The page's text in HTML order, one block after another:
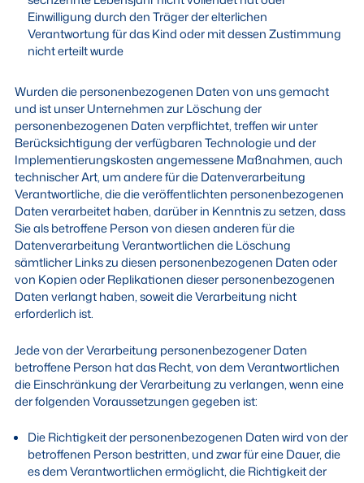
Einwilligung durch den Träger der elterlichen
Verantwortung für das Kind oder mit dessen Zustimmung
nicht erteilt wurde
Wurden die personenbezogenen Daten von uns gemacht
und ist unser Unternehmen zur Löschung der
personenbezogenen Daten verpflichtet, treffen wir unter
Berücksichtigung der verfügbaren Technologie und der
Implementierungskosten angemessene Maßnahmen, auch
technischer Art, um andere für die Datenverarbeitung
Verantwortliche, die die veröffentlichten personenbezogenen
Daten verarbeitet haben, darüber in Kenntnis zu setzen, dass
Sie als betroffene Person von diesen anderen für die
Datenverarbeitung Verantwortlichen die Löschung
sämtlicher Links zu diesen personenbezogenen Daten oder
von Kopien oder Replikationen dieser personenbezogenen
Daten verlangt haben, soweit die Verarbeitung nicht
erforderlich ist.
Jede von der Verarbeitung personenbezogener Daten
betroffene Person hat das Recht, von dem Verantwortlichen
die Einschränkung der Verarbeitung zu verlangen, wenn eine
der folgenden Voraussetzungen gegeben ist:
Die Richtigkeit der personenbezogenen Daten wird von der
betroffenen Person bestritten, und zwar für eine Dauer, die
es dem Verantwortlichen ermöglicht, die Richtigkeit der